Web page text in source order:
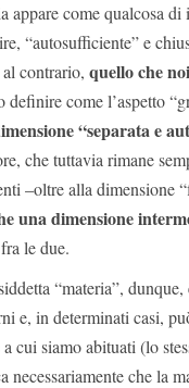
appare come qualcosa
“autosufficiente” e
contrario, quello che
definire come l’aspetto
“separata e
che tuttavia rimane
–oltre alla dimensione
una dimensione
le due.
“materia”,
e, in determinati casi,
cui siamo abituati (lo
necessariamente che la